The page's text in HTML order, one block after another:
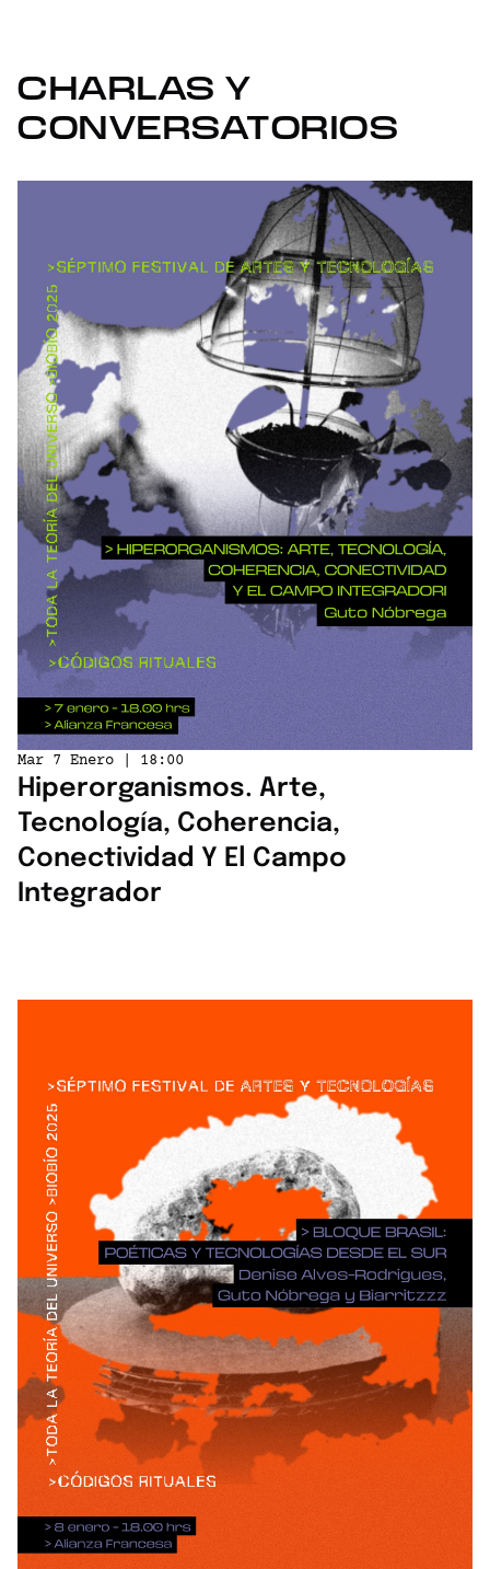
CHARLAS Y
CONVERSATORIOS
Mar 7 Enero | 18:00
Hiperorganismos. Arte,
Tecnología, Coherencia,
Conectividad Y El Campo
Integrador